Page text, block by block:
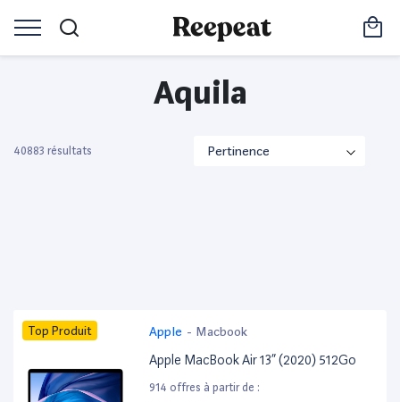
Aquila
40883 résultats
Top Produit Apple - Macbook
Apple MacBook Air 13” (2020) 512Go
914 offres à partir de :